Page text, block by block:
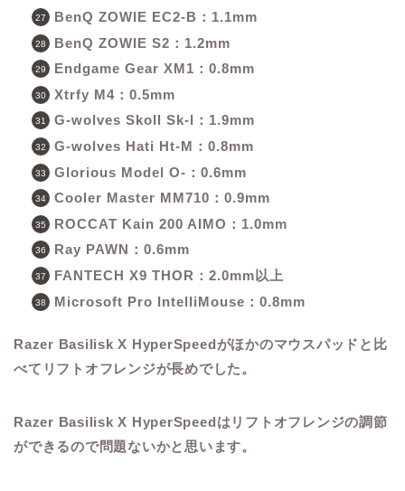
BenQ ZOWIE EC2-B：1.1mm
BenQ ZOWIE S2：1.2mm
Endgame Gear XM1：0.8mm
Xtrfy M4：0.5mm
G-wolves Skoll Sk-l：1.9mm
G-wolves Hati Ht-M：0.8mm
Glorious Model O-：0.6mm
Cooler Master MM710：0.9mm
ROCCAT Kain 200 AIMO：1.0mm
Ray PAWN：0.6mm
FANTECH X9 THOR：2.0mm以上
Microsoft Pro IntelliMouse：0.8mm
Razer Basilisk X HyperSpeedがほかのマウスパッドと比
べてリフトオフレンジが長めでした。
Razer Basilisk X HyperSpeedはリフトオフレンジの調節
ができるので問題ないかと思います。